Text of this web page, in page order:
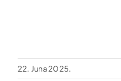
22. Juna 2025.